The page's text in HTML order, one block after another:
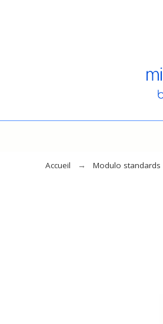
Accueil Modulo standards